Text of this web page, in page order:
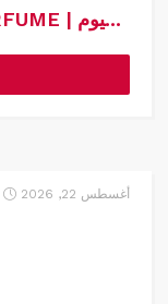
كود خصم دي إل بيرفيوم | DL PERFUME | كوبون خصم دي إل بيرفيوم
أغسطس 22, 2026